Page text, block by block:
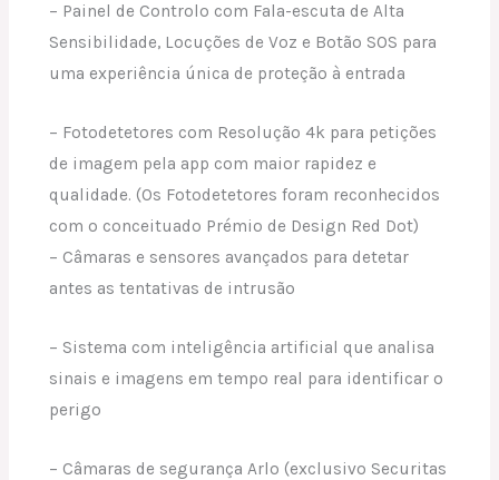
– Painel de Controlo com Fala-escuta de Alta
Sensibilidade, Locuções de Voz e Botão SOS para
uma experiência única de proteção à entrada
– Fotodetetores com Resolução 4k para petições
de imagem pela app com maior rapidez e
qualidade. (Os Fotodetetores foram reconhecidos
com o conceituado Prémio de Design Red Dot)
– Câmaras e sensores avançados para detetar
antes as tentativas de intrusão
– Sistema com inteligência artificial que analisa
sinais e imagens em tempo real para identificar o
perigo
– Câmaras de segurança Arlo (exclusivo Securitas